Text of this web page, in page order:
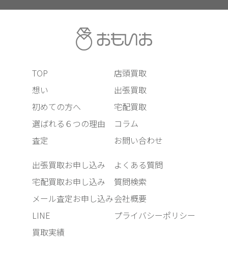
TOP
想い
初めての方へ
選ばれる６つの理由
査定
店頭買取
出張買取
宅配買取
コラム
お問い合わせ
出張買取お申し込み
宅配買取お申し込み
メール査定お申し込み
LINE
買取実績
よくある質問
質問検索
会社概要
プライバシーポリシー